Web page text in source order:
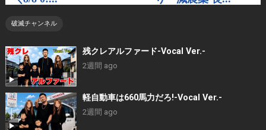
破滅チャンネル
残クレアルファード-Vocal Ver.-
2週間 ago
軽自動車は660馬力だろ!-Vocal Ver.-
2週間 ago